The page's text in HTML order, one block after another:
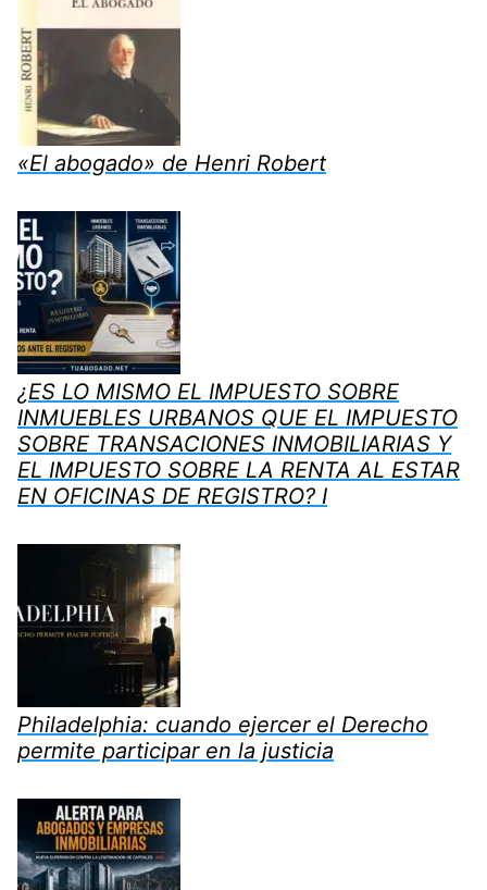
«El abogado» de Henri Robert
¿ES LO MISMO EL IMPUESTO SOBRE
INMUEBLES URBANOS QUE EL IMPUESTO
SOBRE TRANSACIONES INMOBILIARIAS Y
EL IMPUESTO SOBRE LA RENTA AL ESTAR
EN OFICINAS DE REGISTRO? I
Philadelphia: cuando ejercer el Derecho
permite participar en la justicia